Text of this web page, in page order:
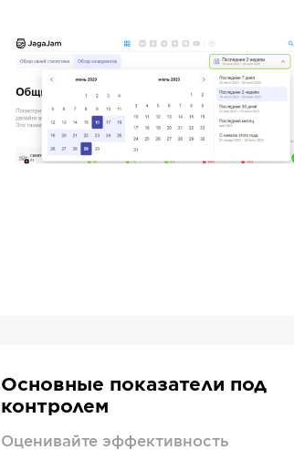
Основные показатели под
контролем
Оценивайте эффективность